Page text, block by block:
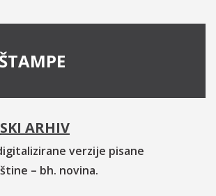
ARHIV
verzije pisane
– bh. novina.